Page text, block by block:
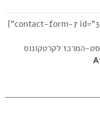
המרכז לקרטקונוס